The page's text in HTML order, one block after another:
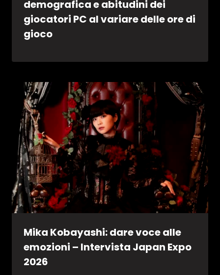
demografica e abitudini dei
giocatori PC al variare delle ore di
gioco
Mika Kobayashi: dare voce alle
emozioni – Intervista Japan Expo
2026